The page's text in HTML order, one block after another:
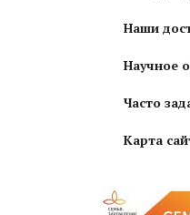
Наши
Научное
Часто
Карта